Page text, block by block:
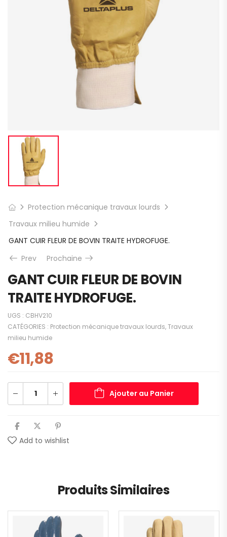
Protection mécanique travaux lourds
Travaux milieu humide
GANT CUIR FLEUR DE BOVIN TRAITE HYDROFUGE.
Prev
Prochaine
GANT CUIR FLEUR DE BOVIN
TRAITE HYDROFUGE.
UGS : CBHV210
CATÉGORIES : Protection mécanique travaux lourds,Travaux
milieu humide
€11,88
Ajouter au Panier
Add to wishlist
Produits Similaires